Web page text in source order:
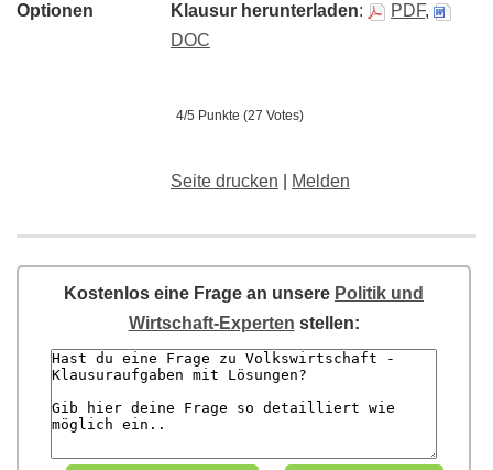
Optionen Klausur herunterladen: PDF,
DOC
4/5 Punkte (27 Votes)
Seite drucken Melden
Kostenlos eine Frage an unsere Politik und
Wirtschaft-Experten stellen: